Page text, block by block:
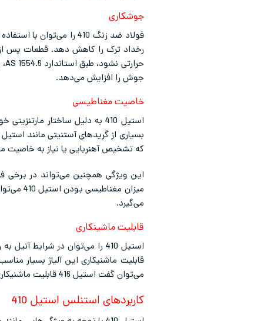
جوشکاری
فولاد ضد زنگ 410 را
حرارتی نشود، طبق استاندارد AS 1554.6، بهتر است از الکترود یا فیلرمتال
جوش را افزایش می‌دهد.
خاصیت مغناطیسی
استیل 410 به دلیل ساختار
که تشخیص آهنربایی یا نیاز به خاصیت
این ویژگی همچنین می‌تواند در برخی
میزان
می‌گیرد.
قابلیت ماشینکاری
استیل 410 را می‌توان در
می‌توان گفت استیل 416 قابلیت ماشنیکاری به مراتب بهتری دارد و در برخی از کاربری‌ها می‌تواند جایگزین مناسبی برای استیل 410 باشد.
کاربردهای استنلس استیل 410